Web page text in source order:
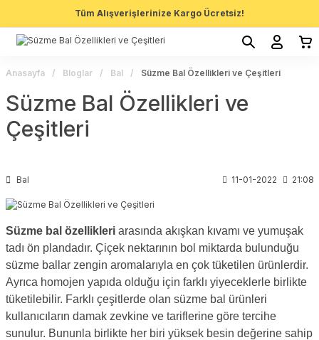
Tüm Alışverişlerinize Kargo Ücretsiz!
Anasayfa Bloglar Bal Süzme Bal Özellikleri ve Çeşitleri
Süzme Bal Özellikleri ve
Çeşitleri
Bal 11-01-2022 21:08
Süzme bal özellikleriarasında akışkan kıvamı ve yumuşak
tadı ön plandadır. Çiçek nektarının bol miktarda bulunduğu
süzme ballar zengin aromalarıyla en çok tüketilen ürünlerdir.
Ayrıca homojen yapıda olduğu için farklı yiyeceklerle birlikte
tüketilebilir. Farklı çeşitlerde olan süzme bal ürünleri
kullanıcıların damak zevkine ve tariflerine göre tercihe
sunulur. Bununla birlikte her biri yüksek besin değerine sahip